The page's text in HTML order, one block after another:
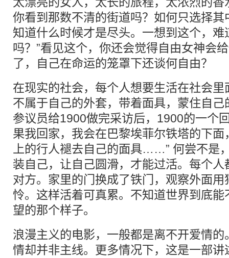
你看到那数不清的街道吗？如何只选择
知道什么时候才是尽头。一想到这个，
吗？”看见这个，你还会觉得自由女神会
了，自己在命运的笼罩下还谈何自由？
在现实的社会，每个人想要生活在社会
不属于自己的外套，带着面具，蒙住自
参议员给1900做完采访后，1900的一个
果我回家，我会在巴黎埃菲尔铁塔的下
上的行人褪去自己的面具……” 何尝不是
装自己，让自己圆滑，才能过活。每个
对方。家里的门换成了铁门，观察外面
怜。这样活着可真累。不知道世界到底
望的那个样子。
浪漫主义的电影，一般都是离不开爱情
情却并非主线。更多情况下，这是一部